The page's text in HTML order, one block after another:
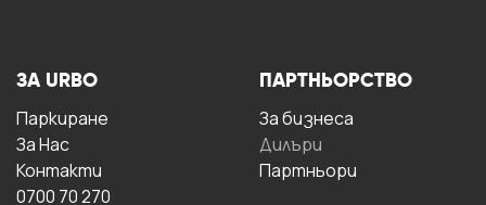
ЗА URBO
Паркиране
За Hас
Контакти
0700 70 270
ПАРТНЬОРСТВО
За бизнесa
Дилъри
Партньори